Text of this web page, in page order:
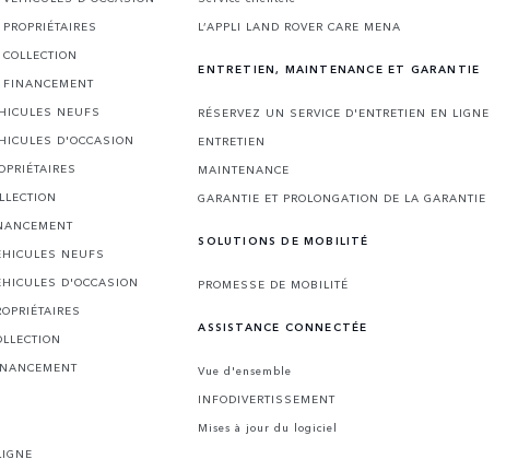
FINANCEMENT
NEUFS
D'OCCASION
NEUFS
D'OCCASION
L’APPLI LAND ROVER CARE MENA
ENTRETIEN, MAINTENANCE ET GARANTIE
RÉSERVEZ UN SERVICE D'ENTRETIEN EN LIGNE
ENTRETIEN
MAINTENANCE
GARANTIE ET PROLONGATION DE LA GARANTIE
SOLUTIONS DE MOBILITÉ
PROMESSE DE MOBILITÉ
ASSISTANCE CONNECTÉE
Vue d'ensemble
INFODIVERTISSEMENT
Mises à jour du logiciel